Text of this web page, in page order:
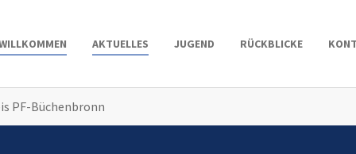
AKTUELLES JUGEND RÜCKBLICKE
PF-Büchenbronn